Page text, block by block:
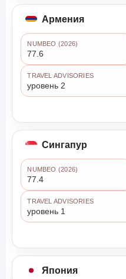
Армения
NUMBEO (2026)
77.6
TRAVEL ADVISORIES
уровень 2
Сингапур
NUMBEO (2026)
77.4
TRAVEL ADVISORIES
уровень 1
Япония